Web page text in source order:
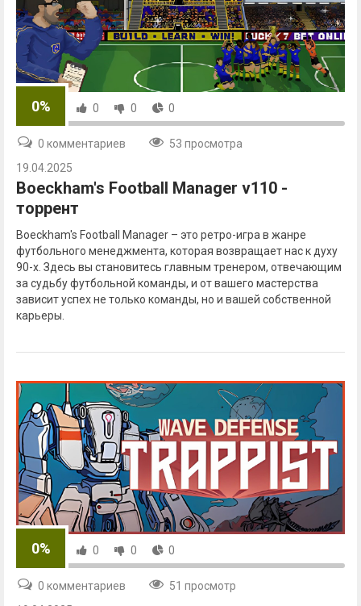
0% 0 0 0
0 комментариев
53 просмотра
19.04.2025
Boeckham's Football Manager v110 -
торрент
Boeckham's Football Manager – это ретро-игра в жанре
футбольного менеджмента, которая возвращает нас к духу
90-х. Здесь вы становитесь главным тренером, отвечающим
за судьбу футбольной команды, и от вашего мастерства
зависит успех не только команды, но и вашей собственной
карьеры.
0% 0 0 0
0 комментариев
51 просмотр